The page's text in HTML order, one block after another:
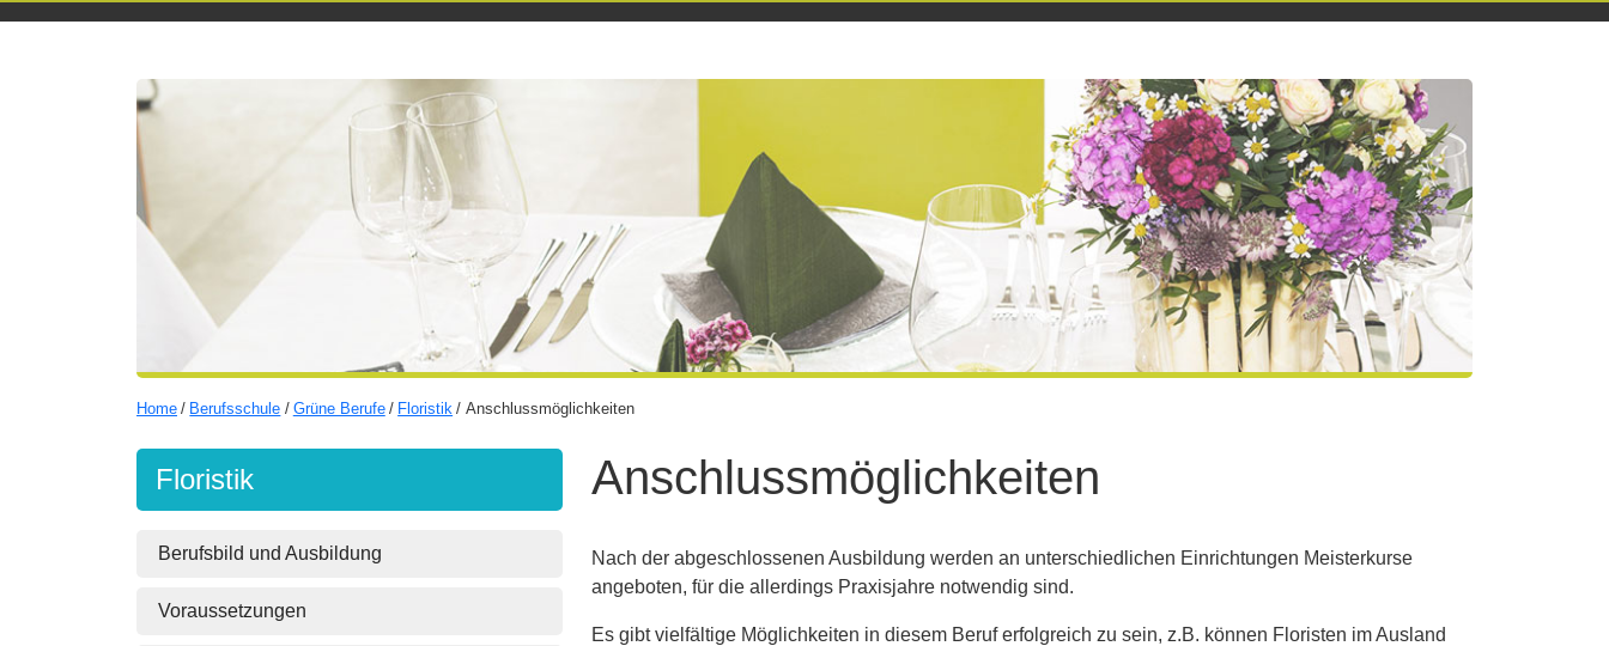
Home Berufsschule Grüne Berufe Floristik Anschlussmöglichkeiten
Floristik
Berufsbild und Ausbildung
Voraussetzungen
Anschlussmöglichkeiten
Nach der abgeschlossenen Ausbildung werden an unterschiedlichen Einrichtungen Meisterkurse
angeboten, für die allerdings Praxisjahre notwendig sind.
Es gibt vielfältige Möglichkeiten in diesem Beruf erfolgreich zu sein, z.B. können Floristen im Ausland